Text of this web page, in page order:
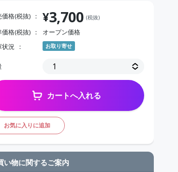
価格(税抜) ¥3,700 (税抜)
価格(税抜)
オープン価格
状況
お取り寄せ
カートへ入れる
お気に入りに追加
い物に関するご案内